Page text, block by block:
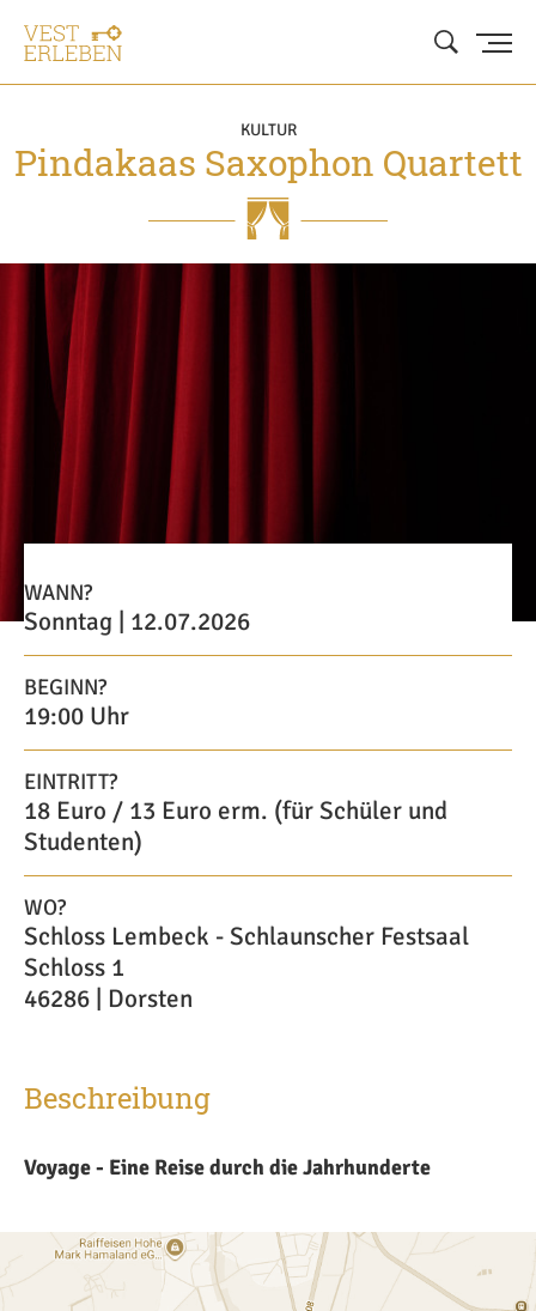
KULTUR
Pindakaas Saxophon Quartett
WANN?
Sonntag | 12.07.2026
BEGINN?
19:00 Uhr
EINTRITT?
18 Euro / 13 Euro erm. (für Schüler und
Studenten)
WO?
Schloss Lembeck - Schlaunscher Festsaal
Schloss 1
46286 | Dorsten
Beschreibung
Voyage - Eine Reise durch die Jahrhunderte